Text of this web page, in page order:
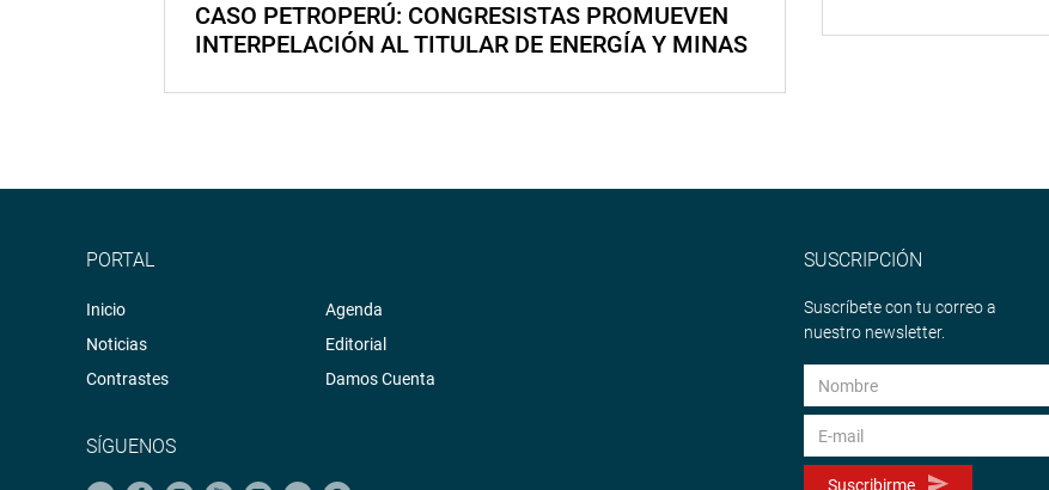
CASO PETROPERÚ: CONGRESISTAS PROMUEVEN
INTERPELACIÓN AL TITULAR DE ENERGÍA Y MINAS
PORTAL
Inicio
Noticias
Contrastes
Agenda
Editorial
Damos Cuenta
SÍGUENOS
SUSCRIPCIÓN
Suscríbete con tu correo a
nuestro newsletter.
Suscribirme